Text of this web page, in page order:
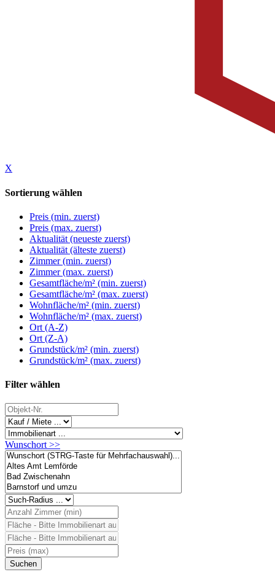
X
Sortierung wählen
Preis (min. zuerst)
Preis (max. zuerst)
Aktualität (neueste zuerst)
Aktualität (älteste zuerst)
Zimmer (min. zuerst)
Zimmer (max. zuerst)
Gesamtfläche/m² (min. zuerst)
Gesamtfläche/m² (max. zuerst)
Wohnfläche/m² (min. zuerst)
Wohnfläche/m² (max. zuerst)
Ort (A-Z)
Ort (Z-A)
Grundstück/m² (min. zuerst)
Grundstück/m² (max. zuerst)
Filter wählen
Wunschort >>